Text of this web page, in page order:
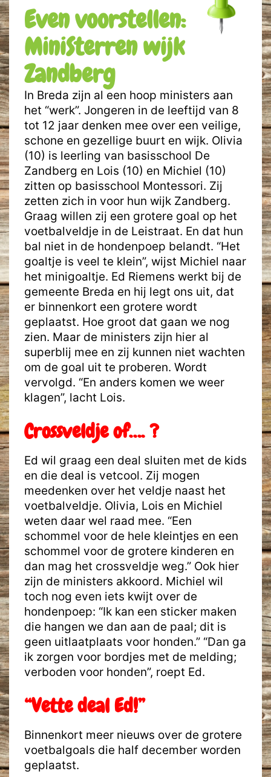
Even voorstellen:
MiniSterren wijk
Zandberg
In Breda zijn al een hoop ministers aan
het “werk”. Jongeren in de leeftijd van 8
tot 12 jaar denken mee over een veilige,
schone en gezellige buurt en wijk. Olivia
(10) is leerling van basisschool De
Zandberg en Lois (10) en Michiel (10)
zitten op basisschool Montessori. Zij
zetten zich in voor hun wijk Zandberg.
Graag willen zij een grotere goal op het
voetbalveldje in de Leistraat. En dat hun
bal niet in de hondenpoep belandt. “Het
goaltje is veel te klein”, wijst Michiel naar
het minigoaltje. Ed Riemens werkt bij de
gemeente Breda en hij legt ons uit, dat
er binnenkort een grotere wordt
geplaatst. Hoe groot dat gaan we nog
zien. Maar de ministers zijn hier al
superblij mee en zij kunnen niet wachten
om de goal uit te proberen. Wordt
vervolgd. “En anders komen we weer
klagen”, lacht Lois.
Crossveldje of…. ?
Ed wil graag een deal sluiten met de kids
en die deal is vetcool. Zij mogen
meedenken over het veldje naast het
voetbalveldje. Olivia, Lois en Michiel
weten daar wel raad mee. “Een
schommel voor de hele kleintjes en een
schommel voor de grotere kinderen en
dan mag het crossveldje weg.” Ook hier
zijn de ministers akkoord. Michiel wil
toch nog even iets kwijt over de
hondenpoep: “Ik kan een sticker maken
die hangen we dan aan de paal; dit is
geen uitlaatplaats voor honden.” “Dan ga
ik zorgen voor bordjes met de melding;
verboden voor honden”, roept Ed.
“Vette deal Ed!”
Binnenkort meer nieuws over de grotere
voetbalgoals die half december worden
geplaatst.